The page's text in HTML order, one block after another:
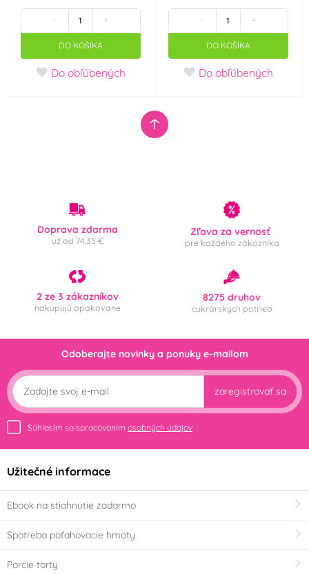
- +
DO KOŠÍKA
Do obľúbených
- +
DO KOŠÍKA
Do obľúbených
Doprava zdarma
už od 74,35 €
Zľava za vernosť
pre každého zákazníka
2 ze 3 zákazníkov
nakupujú opakovane
8275 druhov
cukrárskych potrieb
Odoberajte novinky a ponuky e-mailom
zaregistrovať sa
Súhlasím so spracovaním osobných údajov
Užitečné informace
Ebook na stiahnutie zadarmo
Spotreba poťahovacie hmoty
Porcie torty